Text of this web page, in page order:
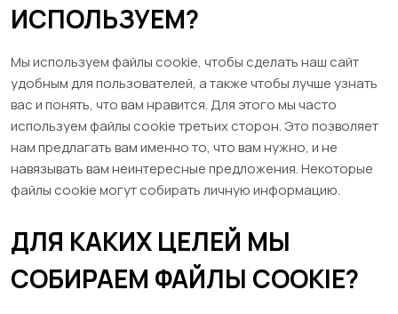
ИСПОЛЬЗУЕМ?
Мы используем файлы cookie, чтобы сделать наш сайт
удобным для пользователей, а также чтобы лучше узнать
вас и понять, что вам нравится. Для этого мы часто
используем файлы cookie третьих сторон. Это позволяет
нам предлагать вам именно то, что вам нужно, и не
навязывать вам неинтересные предложения. Некоторые
файлы cookie могут собирать личную информацию.
ДЛЯ КАКИХ ЦЕЛЕЙ МЫ
СОБИРАЕМ ФАЙЛЫ COOKIE?